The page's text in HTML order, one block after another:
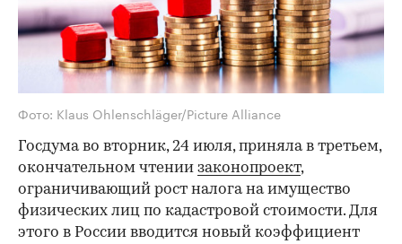
Фото: Klaus Ohlenschläger/Picture Alliance
Госдума во вторник, 24 июля, приняла в третьем,
окончательном чтении законопроект,
ограничивающий рост налога на имущество
физических лиц по кадастровой стоимости. Для
этого в России вводится новый коэффициент